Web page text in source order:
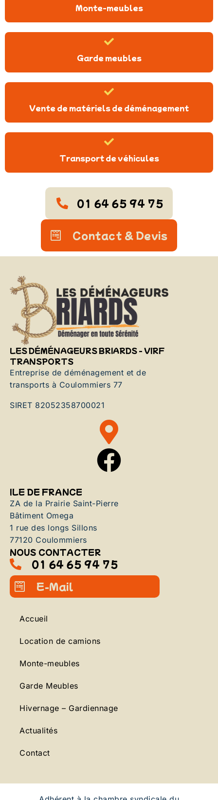
Monte-meubles
Garde meubles
Vente de matériels de déménagement
Transport de véhicules
01 64 65 94 75
Contact & Devis
LES DÉMÉNAGEURS BRIARDS - VIRF
TRANSPORTS
Entreprise de déménagement et de
transports à Coulommiers 77
SIRET 82052358700021
ILE DE FRANCE
ZA de la Prairie Saint-Pierre
Bâtiment Omega
1 rue des longs Sillons
77120 Coulommiers
NOUS CONTACTER
01 64 65 94 75
E-Mail
Accueil
Location de camions
Monte-meubles
Garde Meubles
Hivernage – Gardiennage
Actualités
Contact